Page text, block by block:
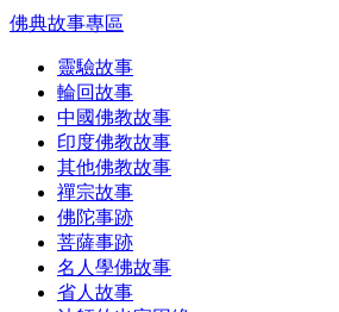
佛典故事專區
靈驗故事
輪回故事
中國佛教故事
印度佛教故事
其他佛教故事
禪宗故事
佛陀事跡
菩薩事跡
名人學佛故事
省人故事